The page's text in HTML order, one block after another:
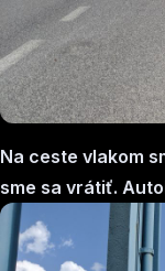
Na ceste vlakom
sme sa vrátiť.